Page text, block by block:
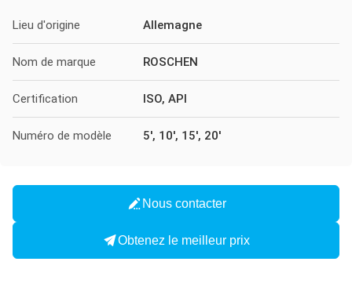
Lieu d'origine Allemagne
Nom de marque ROSCHEN
Certification ISO, API
Numéro de modèle 5', 10', 15', 20'
Nous contacter
Obtenez le meilleur prix